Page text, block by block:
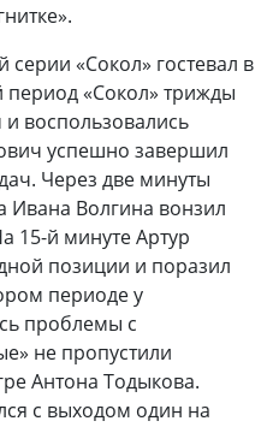
«Сокол» гостевал в
период «Сокол» трижды
воспользовались
успешно завершил
Через две минуты
Ивана Волгина вонзил
15-й минуте Артур
позиции и поразил
периоде у
проблемы с
не пропустили
Антона Тодыкова.
с выходом один на